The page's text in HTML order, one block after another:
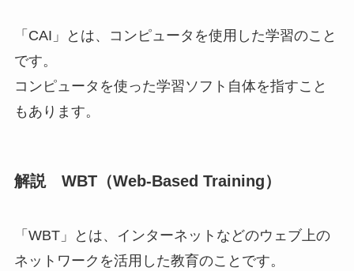
「CAI」 とは、 コンピュータを使用した学習のこと
です。
コンピュータを使った学習ソフト自体を指すこと
もあります。
解説 WBT（Web-Based Training）
「WBT」 とは、
インターネットなどのウェブ上の
ネットワークを活用した教育のことです。